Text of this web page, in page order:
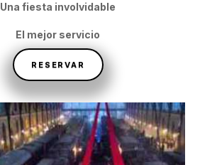
Una fiesta involvidable
El mejor servicio
RESERVAR